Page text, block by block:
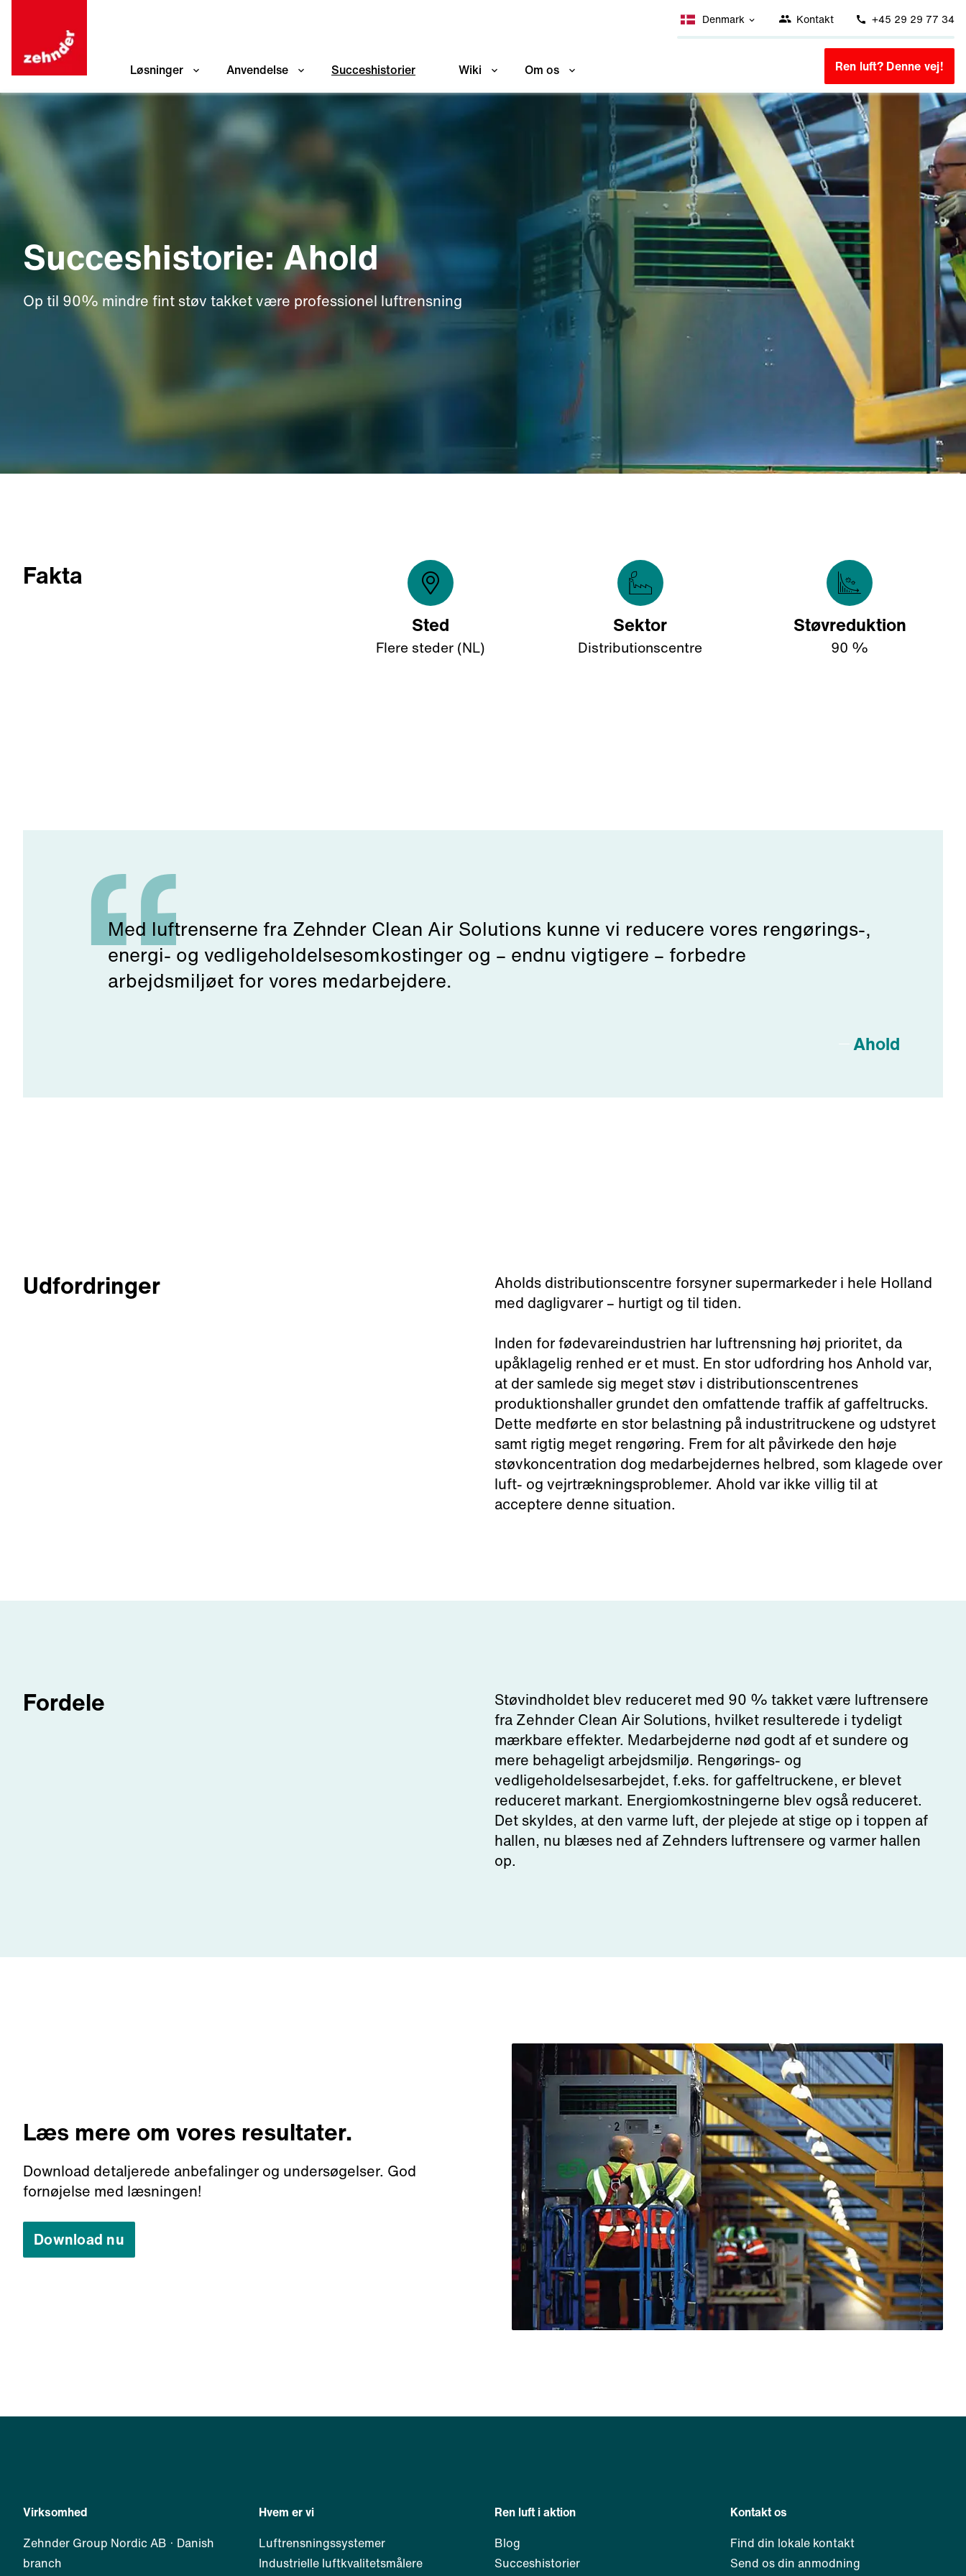
Denmark Kontakt +45 29 29 77 34
Løsninger Anvendelse Succeshistorier Wiki Om os Ren luft? Denne vej!
Succeshistorie: Ahold
Op til 90% mindre fint støv takket være professionel luftrensning
Fakta
Sted
Flere steder (NL)
Sektor
Distributionscentre
Støvreduktion
90 %
Med luftrenserne fra Zehnder Clean Air Solutions kunne vi reducere vores rengørings-,
energi- og vedligeholdelsesomkostinger og – endnu vigtigere – forbedre
arbejdsmiljøet for vores medarbejdere.
Ahold
Udfordringer
Aholds distributionscentre forsyner supermarkeder i hele Holland
med dagligvarer – hurtigt og til tiden.
Inden for fødevareindustrien har luftrensning høj prioritet, da
upåklagelig renhed er et must. En stor udfordring hos Anhold var,
at der samlede sig meget støv i distributionscentrenes
produktionshaller grundet den omfattende traffik af gaffeltrucks.
Dette medførte en stor belastning på industritruckene og udstyret
samt rigtig meget rengøring. Frem for alt påvirkede den høje
støvkoncentration dog medarbejdernes helbred, som klagede over
luft- og vejrtrækningsproblemer. Ahold var ikke villig til at
acceptere denne situation.
Fordele
Støvindholdet blev reduceret med 90 % takket være luftrensere
fra Zehnder Clean Air Solutions, hvilket resulterede i tydeligt
mærkbare effekter. Medarbejderne nød godt af et sundere og
mere behageligt arbejdsmiljø. Rengørings- og
vedligeholdelsesarbejdet, f.eks. for gaffeltruckene, er blevet
reduceret markant. Energiomkostningerne blev også reduceret.
Det skyldes, at den varme luft, der plejede at stige op i toppen af
hallen, nu blæses ned af Zehnders luftrensere og varmer hallen
op.
Læs mere om vores resultater.
Download detaljerede anbefalinger og undersøgelser. God
fornøjelse med læsningen!
Download nu
Virksomhed
Zehnder Group Nordic AB · Danish
branch
Hvem er vi
Luftrensningssystemer
Industrielle luftkvalitetsmålere
Ren luft i aktion
Blog
Succeshistorier
Kontakt os
Find din lokale kontakt
Send os din anmodning